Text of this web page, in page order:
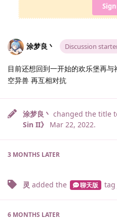
涂梦良丶 Discussion
目前还想回到一开始的欢乐堡再
空异兽 再互相对抗
涂梦良丶 changed the title
Sin II》
Mar 22, 2022.
3 MONTHS LATER
灵 added the 聊天版 tag
6 MONTHS LATER